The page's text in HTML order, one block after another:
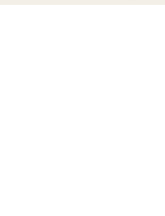
d'Arcachon • Gironde